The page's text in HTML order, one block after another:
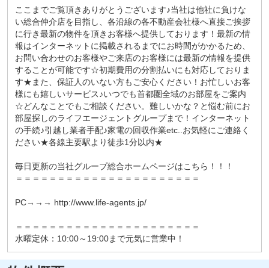
ここまでご覧頂きありがとうございます♪当社は他社に負けな
い総合仲介店を目指し、各沿線の各不動産会社様へ直接ご挨拶
に行き最新の物件を頂きお客様へ提供しております！最新の情
報はインターネットに掲載されるまでにお時間がかかるため、
お問い合わせのお客様やご来店のお客様には最新の情報を提供
することが可能です☆初期費用の分割払いにも対応しておりま
す★また、保証人のいない方もご安心ください！お忙しいお客
様にも嬉しいサービス♪いつでも首都圏全域のお部屋をご案内
☆どんなことでもご相談ください。難しいかな？と悩む前にお
部屋探しのライフエージェントグループまで！インターネット
の手続♪引越し業者手配♪家電の回収作業etc..お気軽にご連絡く
ださい★各線主要駅より徒歩1分以内★
毎日更新の当社グループ総合ホームページはこちら！！！
＝＝＝＝＝＝＝＝＝＝＝＝＝＝＝＝＝＝＝＝＝＝
PC→→→ http://www.life-agents.jp/
＝＝＝＝＝＝＝＝＝＝＝＝＝＝＝＝＝＝＝＝＝＝
水曜定休：10:00～19:00まで元気に営業中！